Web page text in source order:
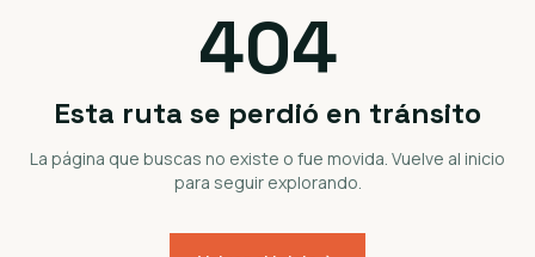
404
Esta ruta se perdió en tránsito
La página que buscas no existe o fue movida. Vuelve al inicio
para seguir explorando.